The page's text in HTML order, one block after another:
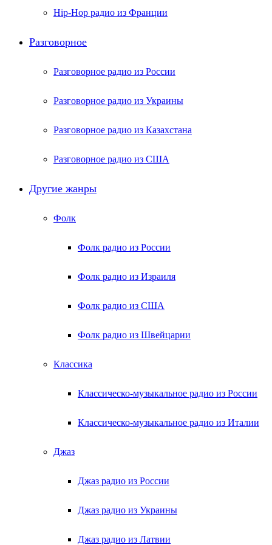
Hip-Hop радио из Франции
Разговорное
Разговорное радио из России
Разговорное радио из Украины
Разговорное радио из Казахстана
Разговорное радио из США
Другие жанры
Фолк
Фолк радио из России
Фолк радио из Израиля
Фолк радио из США
Фолк радио из Швейцарии
Классика
Классическо-музыкальное радио из России
Классическо-музыкальное радио из Италии
Джаз
Джаз радио из России
Джаз радио из Украины
Джаз радио из Латвии